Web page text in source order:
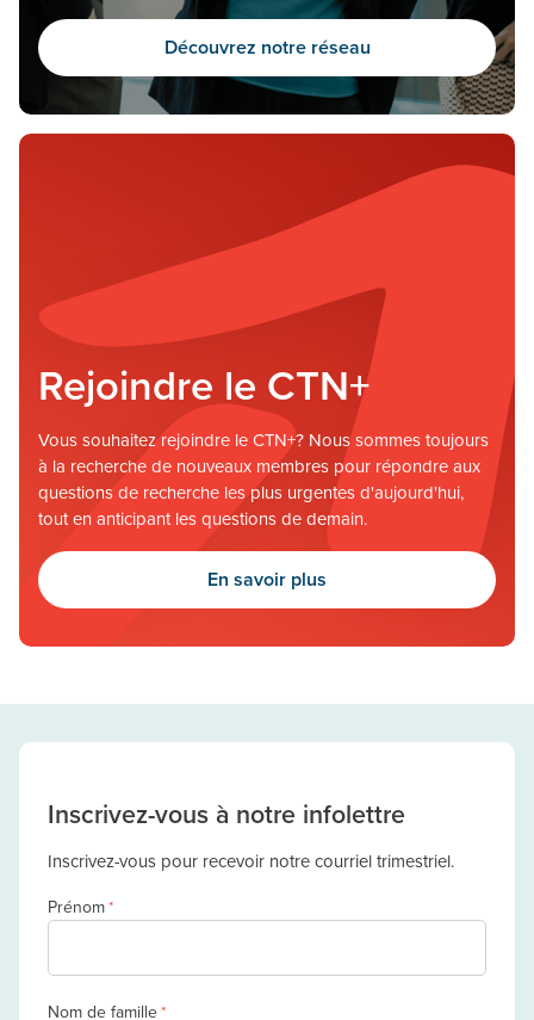
Découvrez notre réseau
Rejoindre le CTN+
Vous souhaitez rejoindre le CTN+? Nous sommes toujours
à la recherche de nouveaux membres pour répondre aux
questions de recherche les plus urgentes d'aujourd'hui,
tout en anticipant les questions de demain.
En savoir plus
Inscrivez-vous à notre infolettre
Inscrivez-vous pour recevoir notre courriel trimestriel.
Prénom*
Nom de famille*